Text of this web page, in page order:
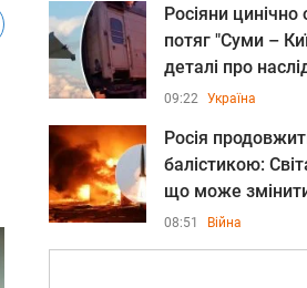
Росіяни цинічно
потяг "Суми –
деталі про
09:22 Україна
Росія
балістикою:
що може
08:51 Війна